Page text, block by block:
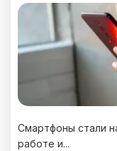
Смартфоны стали
работе и...